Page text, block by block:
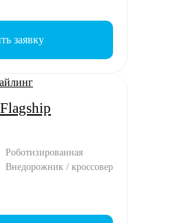
заявку
Роботизированная
Внедорожник / кроссовер